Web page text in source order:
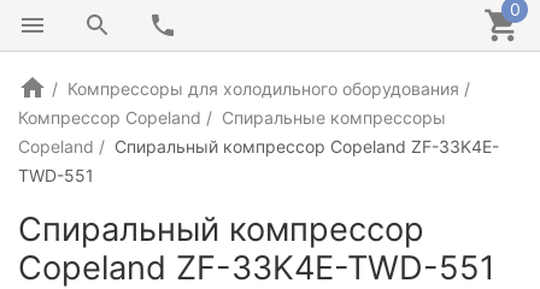
0
Компрессоры для холодильного оборудования
Компрессор Copeland
Спиральные компрессоры
Copeland
Спиральный компрессор Copeland ZF-33K4E-
TWD-551
Спиральный компрессор
Copeland ZF-33K4E-TWD-551